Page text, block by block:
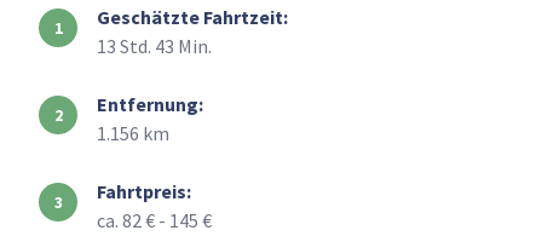
Geschätzte Fahrtzeit:
13 Std. 43 Min.
Entfernung:
1.156 km
Fahrtpreis:
ca. 82 € - 145 €